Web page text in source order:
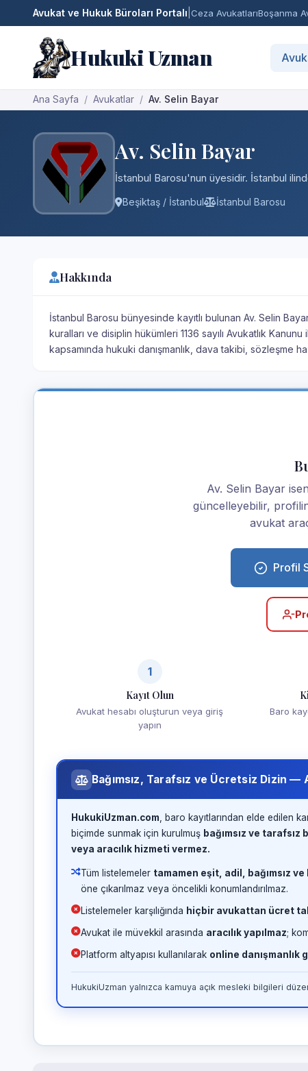
Avukat ve Hukuk Büroları Portalı Ceza AvukatlarıBoşanma
Hukuki Uzman
Ana Sayfa Avukatlar Av. Selin Bayar
Av. Selin Bayar
İstanbul Barosu'nun üyesidir. İstanbul
Beşiktaş / İstanbul İstanbul Barosu
Hakkında
İstanbul Barosu bünyesinde kayıtlı bulunan Av. Selin
kuralları ve disiplin hükümleri 1136 sayılı Avukatlık
kapsamında hukuki danışmanlık, dava takibi, sözleşme
Av. Selin Bayar
güncelleyebilir,
avukat
Profil
1
Kayıt Olun
Avukat hesabı oluşturun veya giriş
yapın
Baro
Bağımsız, Tarafsız ve Ücretsiz Dizin —
HukukiUzman.com , baro kayıtlarından elde edilen
biçimde sunmak için kurulmuş bağımsız ve
veya aracılık hizmeti vermez.
Tüm listelemeler tamamen eşit, adil, bağımsız
öne çıkarılmaz veya öncelikli konumlandırılmaz.
Listelemeler karşılığında hiçbir avukattan ücret
Avukat ile müvekkil arasında aracılık yapılmaz;
Platform altyapısı kullanılarak online danışmanlık
HukukiUzman yalnızca kamuya açık mesleki bilgileri